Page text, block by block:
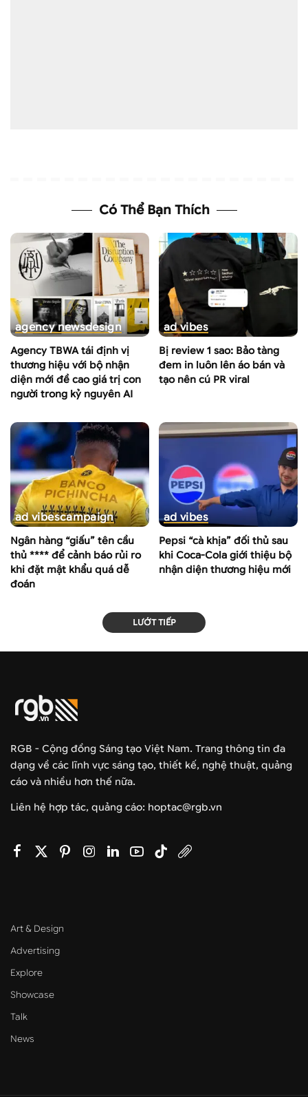
Có Thể Bạn Thích
agency newsdesign
Agency TBWA tái định vị
thương hiệu với bộ nhận
diện mới đề cao giá trị con
người trong kỷ nguyên AI
ad vibes
Bị review 1 sao: Bảo tàng
đem in luôn lên áo bán và
tạo nên cú PR viral
ad vibescampaign
Ngân hàng “giấu” tên cầu
thủ **** để cảnh báo rủi ro
khi đặt mật khẩu quá dễ
đoán
ad vibes
Pepsi “cà khịa” đối thủ sau
khi Coca-Cola giới thiệu bộ
nhận diện thương hiệu mới
LƯỚT TIẾP
RGB - Cộng đồng Sáng tạo Việt Nam. Trang thông tin đa
dạng về các lĩnh vực sáng tạo, thiết kế, nghệ thuật, quảng
cáo và nhiều hơn thế nữa.
Liên hệ hợp tác, quảng cáo: hoptac@rgb.vn
Art & Design
Advertising
Explore
Showcase
Talk
News